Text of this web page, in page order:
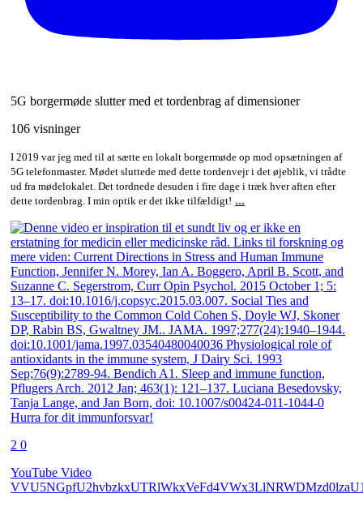
5G borgermøde slutter med et tordenbrag af dimensioner
106 visninger
I 2019 var jeg med til at sætte en lokalt borgermøde op mod opsætningen af
5G telefonmaster. Mødet sluttede med dette tordenvejr i det øjeblik, vi trådte
ud fra mødelokalet. Det tordnede desuden i fire dage i træk hver aften efter
dette tordenbrag. I min optik er det ikke tilfældigt! ...
Hurra for dit immunforsvar!
2 0
YouTube Video